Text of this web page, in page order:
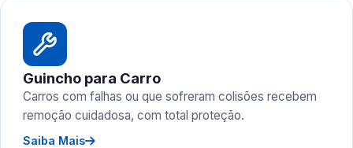
Guincho para Carro
Carros com falhas ou que sofreram colisões recebem
remoção cuidadosa, com total proteção.
Saiba Mais